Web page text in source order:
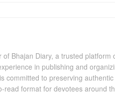
Bhajan Diary, a trusted platform
in publishing and
committed to preserving
format for devotees around